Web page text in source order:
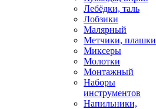
Лебёдки, таль
Лобзики
Малярный
Метчики, плашки
Миксеры
Молотки
Монтажный
Наборы
инструментов
Напильники,